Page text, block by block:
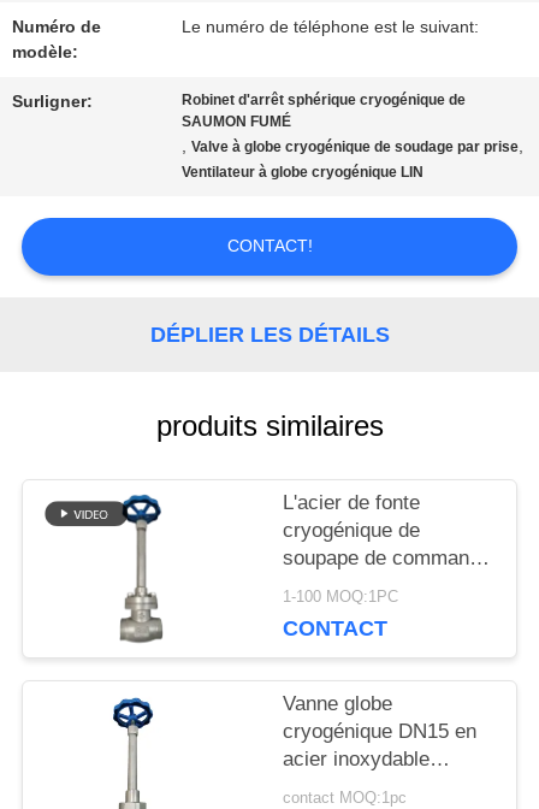
DE
CONTACTEZ-
NOUS
DEMANDEZ
UNE
CITATION
PLAN
Numéro de
modèle:
Le numéro de téléphone est le suivant:
Surligner:
Robinet d'arrêt sphérique cryogénique de
SAUMON FUMÉ
,Valve à globe cryogénique de soudage par prise,
Ventilateur à globe cryogénique LIN
CONTACT!
DÉPLIER LES DÉTAILS
produits similaires
L'acier de fonte
cryogénique de
soupape de commande
de globe ou l'acier
le matériel aux besoins
1-100 MOQ:1PC
CONTACT
Vanne globe
cryogénique DN15 en
acier inoxydable
304/316 5.0 MPa
contact MOQ:1pc